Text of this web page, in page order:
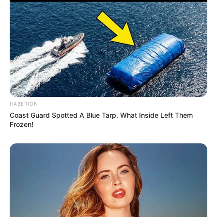
HABERION
Coast Guard Spotted A Blue Tarp. What Inside Left Them
Frozen!